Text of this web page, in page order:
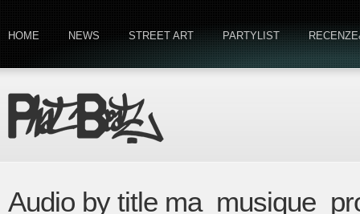
HOME NEWS STREET ART PARTYLIST
Audio by title